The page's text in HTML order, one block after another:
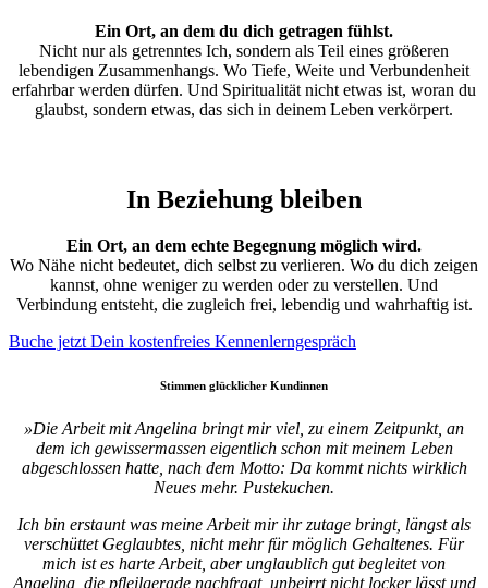
Ein Ort, an dem du dich getragen fühlst.
Nicht nur als getrenntes Ich, sondern als Teil eines größeren
lebendigen Zusammenhangs. Wo Tiefe, Weite und Verbundenheit
erfahrbar werden dürfen. Und Spiritualität nicht etwas ist, woran du
glaubst, sondern etwas, das sich in deinem Leben verkörpert.
In Beziehung bleiben
Ein Ort, an dem echte Begegnung möglich wird.
Wo Nähe nicht bedeutet, dich selbst zu verlieren. Wo du dich zeigen
kannst, ohne weniger zu werden oder zu verstellen. Und
Verbindung entsteht, die zugleich frei, lebendig und wahrhaftig ist.
Buche jetzt Dein kostenfreies Kennenlerngespräch
Stimmen glücklicher Kundinnen
»Die Arbeit mit Angelina bringt mir viel, zu einem Zeitpunkt, an
dem ich gewissermassen eigentlich schon mit meinem Leben
abgeschlossen hatte, nach dem Motto: Da kommt nichts wirklich
Neues mehr. Pustekuchen.
Ich bin erstaunt was meine Arbeit mir ihr zutage bringt, längst als
verschüttet Geglaubtes, nicht mehr für möglich Gehaltenes. Für
mich ist es harte Arbeit, aber unglaublich gut begleitet von
Angelina, die pfleilgerade nachfragt, unbeirrt nicht locker lässt und